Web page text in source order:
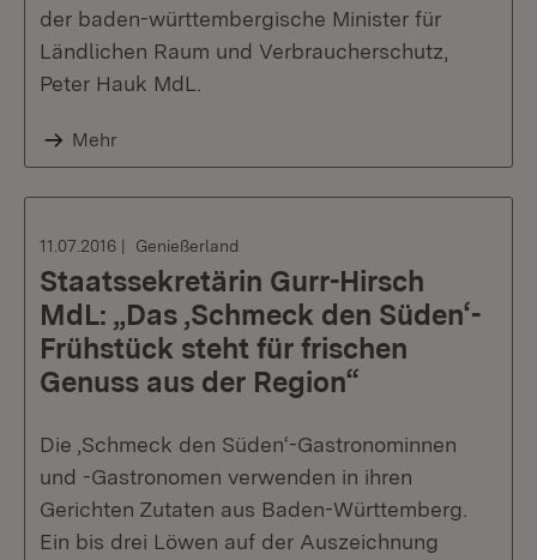
der baden-württembergische Minister für
Ländlichen Raum und Verbraucherschutz,
Peter Hauk MdL.
Mehr
11.07.2016 Genießerland
Staatssekretärin Gurr-Hirsch
MdL: „Das ‚Schmeck den Süden‘-
Frühstück steht für frischen
Genuss aus der Region“
Die ‚Schmeck den Süden‘-Gastronominnen
und -Gastronomen verwenden in ihren
Gerichten Zutaten aus Baden-Württemberg.
Ein bis drei Löwen auf der Auszeichnung